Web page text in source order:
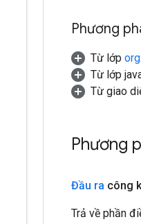
Phương
Từ lớp
Từ lớp
Từ giao
Phương
Đầu ra công
Trả về phần